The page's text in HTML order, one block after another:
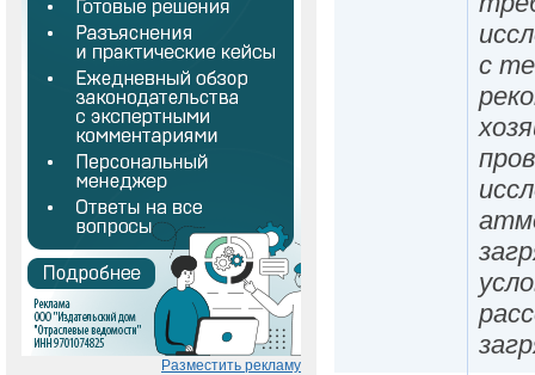
Разместить рекламу
с